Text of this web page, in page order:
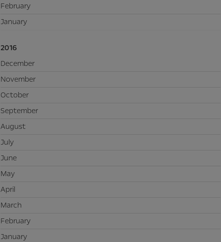
February
January
2016
December
November
October
September
August
July
June
May
April
March
February
January